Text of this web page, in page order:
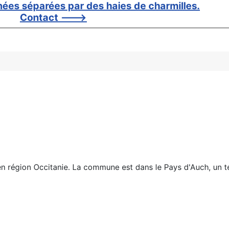
séparées par des haies de charmilles.
Contact --->
Occitanie. La commune est dans le Pays d'Auch, un